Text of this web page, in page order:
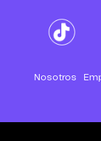
Nosotros